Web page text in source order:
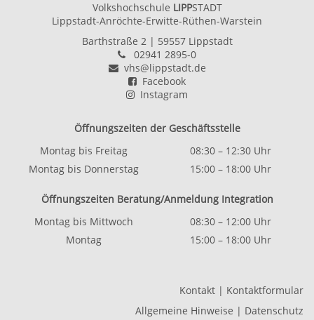
Volkshochschule LIPPSTADT
Lippstadt-Anröchte-Erwitte-Rüthen-Warstein
Barthstraße 2| 59557 Lippstadt
02941 2895-0
vhs@lippstadt.de
Facebook
Instagram
Öffnungszeiten der Geschäftsstelle
Montag bis Freitag
08:30 – 12:30 Uhr
Montag bis Donnerstag
15:00 – 18:00 Uhr
Öffnungszeiten Beratung/Anmeldung Integration
Montag bis Mittwoch
08:30 – 12:00 Uhr
Montag
15:00 – 18:00 Uhr
Kontakt | Kontaktformular
Allgemeine Hinweise | Datenschutz